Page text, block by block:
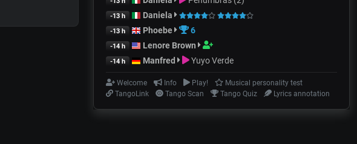
-13 h Daniela
-13 h Phoebe 6
-14 h Lenore Brown
-14 h Manfred Yuyo Verde
Welcome Info Play!
Musical personality test
TangoLink
Tango Scan Tango Quiz Lyrics annotation